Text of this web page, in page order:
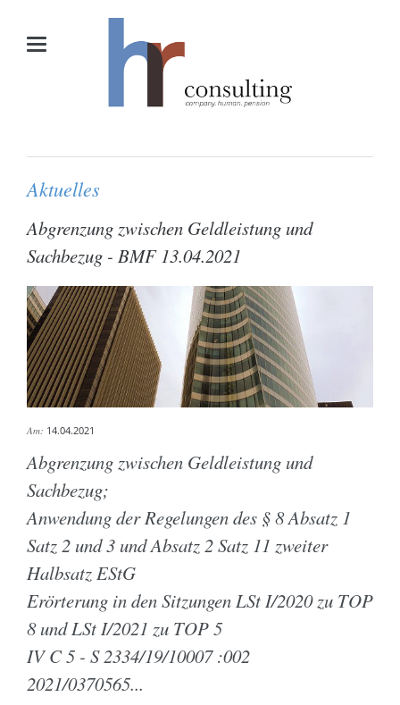
Aktuelles
Abgrenzung zwischen Geldleistung und
Sachbezug - BMF 13.04.2021
Am: 14.04.2021
Abgrenzung zwischen Geldleistung und
Sachbezug;
Anwendung der Regelungen des § 8 Absatz 1
Satz 2 und 3 und Absatz 2 Satz 11 zweiter
Halbsatz EStG
Erörterung in den Sitzungen LSt I/2020 zu TOP
8 und LSt I/2021 zu TOP 5
IV C 5 - S 2334/19/10007 :002
2021/0370565...